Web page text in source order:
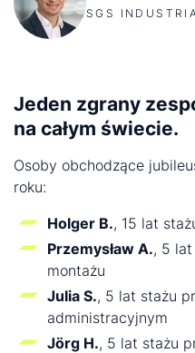
SGS
Jeden zgrany
na całym świecie.
Osoby obchodzące
roku:
Holger B., 15 lat
Przemysław A., 5
montażu
Julia S., 5 lat stażu
administracyjnym
Jörg H., 5 lat stażu